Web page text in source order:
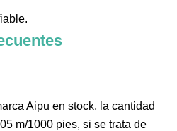
Aipu en stock, la cantidad
m/1000 pies, si se trata de